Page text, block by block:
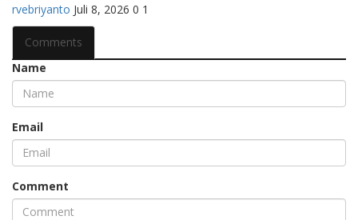
rvebriyanto Juli 8, 2026 0 1
Comments
Name
Email
Comment